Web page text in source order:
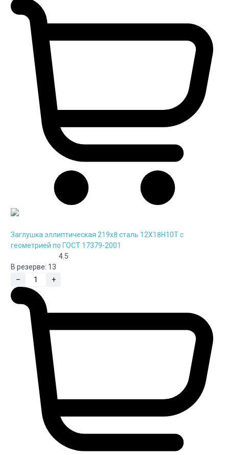
Заглушка эллиптическая 219х8 сталь 12Х18Н10Т с
геометрией по ГОСТ 17379-2001
4.5
В резерве: 13
–
+